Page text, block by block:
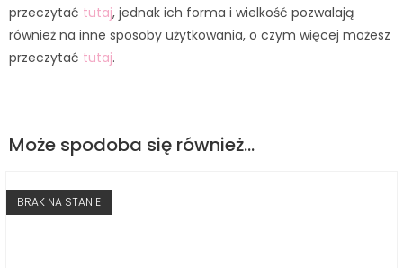
przeczytać tutaj, jednak ich forma i wielkość pozwalają
również na inne sposoby użytkowania, o czym więcej możesz
przeczytać tutaj.
Może spodoba się również…
BRAK NA STANIE